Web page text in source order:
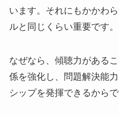
います。それにもかかわ
ルと同じくらい重要です。
なぜなら、傾聴力がある
係を強化し、問題解決能
シップを発揮できるからで